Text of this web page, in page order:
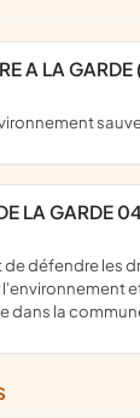
A LA
LA GARDE
dans la